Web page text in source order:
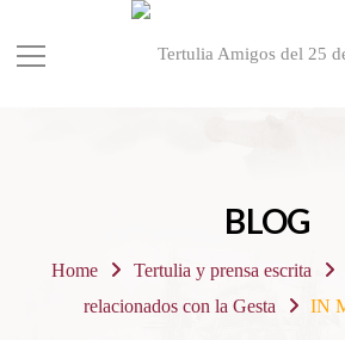
BLOG
Home Tertulia y prensa escrita
relacionados con la Gesta
IN